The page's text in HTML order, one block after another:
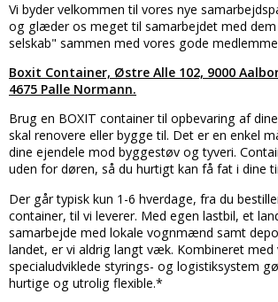
Vi byder velkommen til vores nye
og glæder os meget til samarbejdet med
selskab" sammen med vores gode
Boxit Container, Østre Alle 102, 9000
4675 Palle Normann.
Brug en BOXIT container til opbevaring af
skal renovere eller bygge til. Det er en enkel
dine ejendele mod byggestøv og tyveri.
uden for døren, så du hurtigt kan få fat i dine
Der går typisk kun 1-6 hverdage, fra du
container, til vi leverer. Med egen lastbil, et
samarbejde med lokale vognmænd samt
landet, er vi aldrig langt væk. Kombineret med
specialudviklede styrings- og logistiksystem
hurtige og utrolig flexible.*